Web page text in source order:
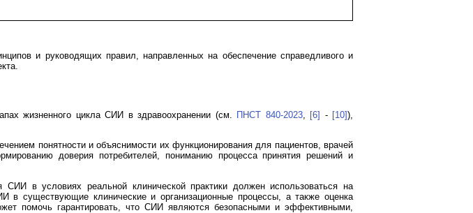
и руководящих правил, направленных на обеспечение справедливого и
жизненного цикла СИИ в здравоохранении (см. ПНСТ 840-2023, [6] - [10]),
понятности и объяснимости их функционирования для пациентов, врачей
доверия потребителей, пониманию процесса принятия решений и
в условиях реальной клинической практики должен использоваться на
в существующие клинические и организационные процессы, а также оценка
помочь гарантировать, что СИИ являются безопасными и эффективными,